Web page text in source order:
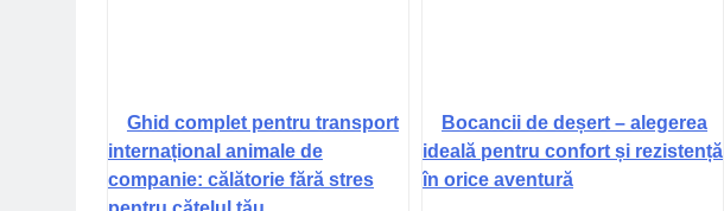
Ghid complet pentru transport
internațional animale de
companie: călătorie fără stres
Bocancii de deșert – alegerea
ideală pentru confort și rezistență
în orice aventură